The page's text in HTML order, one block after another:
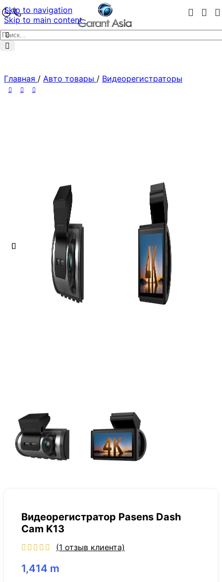
Skip to navigation
Skip to main content
Главная / Авто товары / Видеорегистраторы
Видеорегистратор Pasens Dash
Cam K13
(1 отзыв клиента)
1,414 m